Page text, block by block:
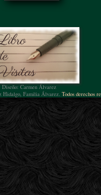
Diseño: Carmen Álvarez
Hidalgo, Familia Álvarez. Todos derechos